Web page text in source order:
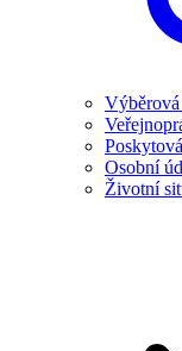
Osobní
Životní